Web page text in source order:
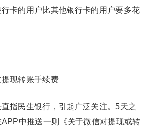
卡的用户比其他银行卡的用户要多花
现转账手续费
指民生银行，引起广泛关注。5天之
中推送一则《关于微信对提现或转